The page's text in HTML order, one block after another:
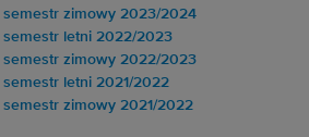
semestr zimowy 2023/2024
semestr letni 2022/2023
semestr zimowy 2022/2023
semestr letni 2021/2022
semestr zimowy 2021/2022